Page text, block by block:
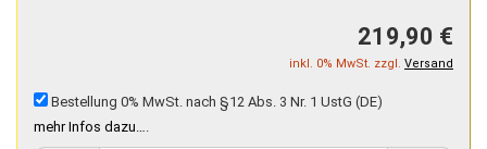
219,90 €
inkl. 0% MwSt. zzgl. Versand
Bestellung 0% MwSt. nach §12 Abs. 3 Nr. 1 UstG (DE)
mehr Infos dazu…